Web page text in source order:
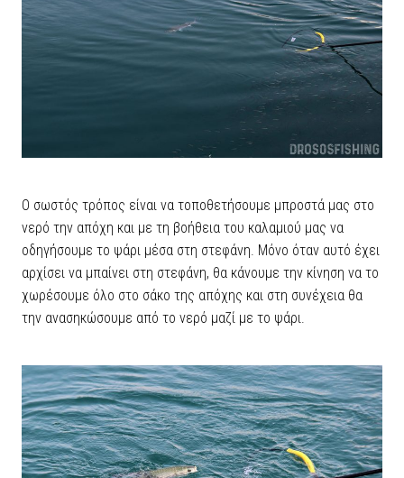
Ο σωστός τρόπος είναι να τοποθετήσουμε μπροστά μας στο
νερό την απόχη και με τη βοήθεια του καλαμιού μας να
οδηγήσουμε το ψάρι μέσα στη στεφάνη. Μόνο όταν αυτό έχει
αρχίσει να μπαίνει στη στεφάνη, θα κάνουμε την κίνηση να το
χωρέσουμε όλο στο σάκο της απόχης και στη συνέχεια θα
την ανασηκώσουμε από το νερό μαζί με το ψάρι.